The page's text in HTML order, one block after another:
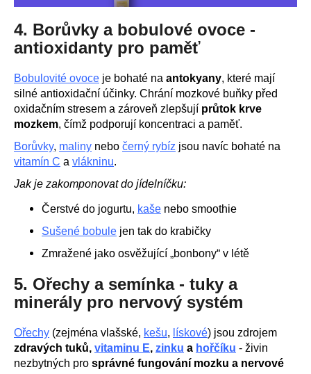
4. Borůvky a bobulové ovoce -
antioxidanty pro paměť
Bobulovité ovoce je bohaté na antokyany, které mají
silné antioxidační účinky. Chrání mozkové buňky před
oxidačním stresem a zároveň zlepšují průtok krve
mozkem, čímž podporují koncentraci a paměť.
Borůvky, maliny nebo černý rybíz jsou navíc bohaté na
vitamín C a vlákninu.
Jak je zakomponovat do jídelníčku:
Čerstvé do jogurtu, kaše nebo smoothie
Sušené bobule jen tak do krabičky
Zmražené jako osvěžující „bonbony“ v létě
5. Ořechy a semínka - tuky a
minerály pro nervový systém
Ořechy (zejména vlašské, kešu, lískové) jsou zdrojem
zdravých tuků, vitaminu E, zinku a hořčíku - živin
nezbytných pro správné fungování mozku a nervové